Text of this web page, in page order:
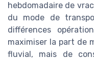
hebdomadaire de
du mode de
différences
maximiser la part de
fluvial, mais de